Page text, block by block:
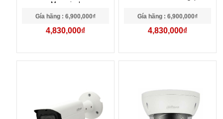
Megapixel
Gía hãng : 6,900,000₫
4,830,000₫
Gía hãng : 6,900,000₫
4,830,000₫